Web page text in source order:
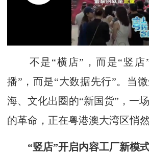
不是“横店”，而是“竖店”
播”，而是“大数据先行”。当
海、文化出圈的“新国货”，一
的革命，正在粤港澳大湾区悄然
“竖店”开启内容工厂新模